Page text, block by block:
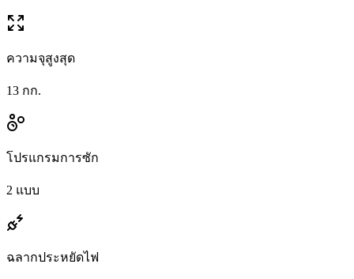
ความจุสูงสุด
13 กก.
โปรแกรมการซัก
2 แบบ
ฉลากประหยัดไฟ